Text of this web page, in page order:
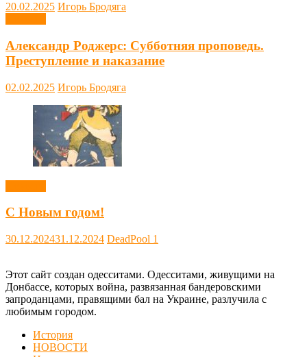
20.02.2025 Игорь Бродяга
Александр Роджерс: Субботняя проповедь.
Преступление и наказание
02.02.2025 Игорь Бродяга
С Новым годом!
30.12.202431.12.2024 DeadPool 1
Этот сайт создан одесситами. Одесситами, живущими на
Донбассе, которых война, развязанная бандеровскими
запроданцами, правящими бал на Украине, разлучила с
любимым городом.
История
НОВОСТИ